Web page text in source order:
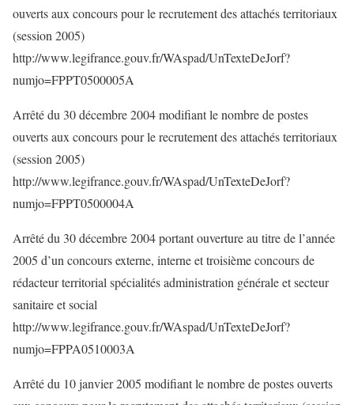
ouverts aux concours pour le recrutement des attachés territoriaux
(session 2005)
http://www.legifrance.gouv.fr/WAspad/UnTexteDeJorf?
numjo=FPPT0500005A
Arrêté du 30 décembre 2004 modifiant le nombre de postes
ouverts aux concours pour le recrutement des attachés territoriaux
(session 2005)
http://www.legifrance.gouv.fr/WAspad/UnTexteDeJorf?
numjo=FPPT0500004A
Arrêté du 30 décembre 2004 portant ouverture au titre de l’année
2005 d’un concours externe, interne et troisième concours de
rédacteur territorial spécialités administration générale et secteur
sanitaire et social
http://www.legifrance.gouv.fr/WAspad/UnTexteDeJorf?
numjo=FPPA0510003A
Arrêté du 10 janvier 2005 modifiant le nombre de postes ouverts